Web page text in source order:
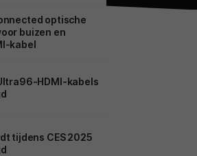
optische
buizen en
kabel
HDMI-kabels
tijdens CES 2025